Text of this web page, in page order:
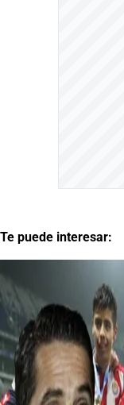
Te puede interesar: